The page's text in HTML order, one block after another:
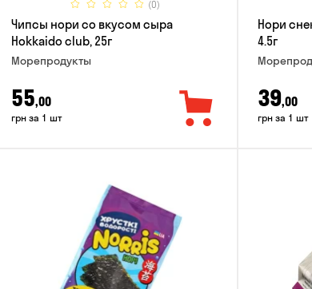
(0)
Чипсы нори со вкусом сыра
Hokkaido club, 25г
Морепродукты
55,00
грн за 1 шт
Нори
4.5г
39,00
грн за 1 шт